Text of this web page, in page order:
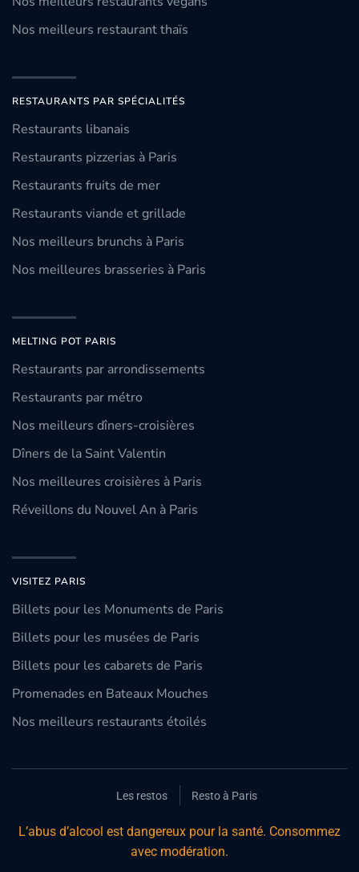
Nos meilleurs restaurant thaïs
RESTAURANTS PAR SPÉCIALITÉS
Restaurants libanais
Restaurants pizzerias à Paris
Restaurants fruits de mer
Restaurants viande et grillade
Nos meilleurs brunchs à Paris
Nos meilleures brasseries à Paris
MELTING POT PARIS
Restaurants par arrondissements
Restaurants par métro
Nos meilleurs dîners-croisières
Dîners de la Saint Valentin
Nos meilleures croisières à Paris
Réveillons du Nouvel An à Paris
VISITEZ PARIS
Billets pour les Monuments de Paris
Billets pour les musées de Paris
Billets pour les cabarets de Paris
Promenades en Bateaux Mouches
Nos meilleurs restaurants étoilés
Les restos Resto à Paris
L’abus d’alcool est dangereux pour la santé. Consommez
avec modération.